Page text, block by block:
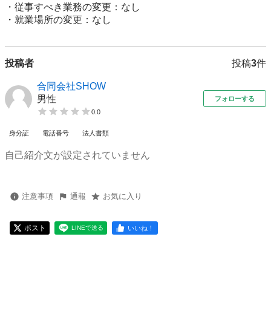
・従事すべき業務の変更：なし
・就業場所の変更：なし
投稿者 投稿3件
合同会社SHOW
男性
0.0
フォローする
身分証 電話番号 法人書類
自己紹介文が設定されていません
注意事項 通報 お気に入り
ポスト LINEで送る いいね！